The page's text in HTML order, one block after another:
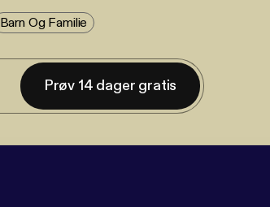
Barn Og Familie
Prøv 14 dager gratis